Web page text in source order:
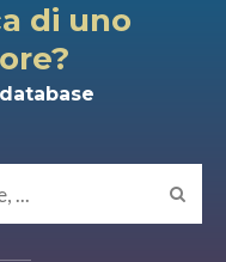
di uno